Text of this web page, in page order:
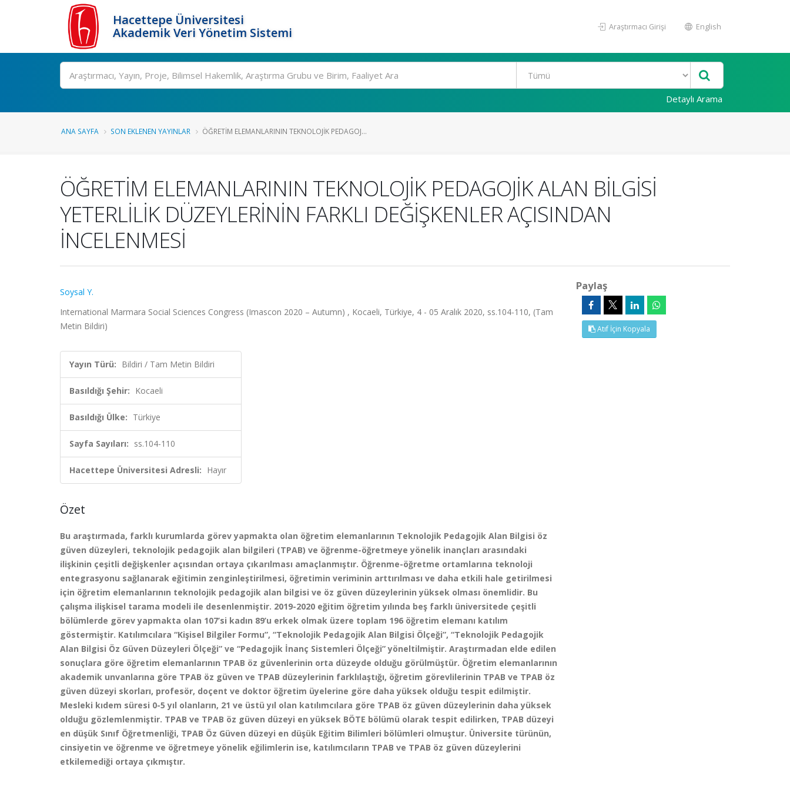
Hacettepe Üniversitesi
Akademik Veri Yönetim Sistemi
Araştırmacı Girişi English
Ara
Detaylı Arama
ANA SAYFA SON EKLENEN YAYINLAR ÖĞRETİM ELEMANLARININ TEKNOLOJİK PEDAGOJ...
ÖĞRETİM ELEMANLARININ TEKNOLOJİK PEDAGOJİK ALAN BİLGİSİ
YETERLİLİK DÜZEYLERİNİN FARKLI DEĞİŞKENLER AÇISINDAN
İNCELENMESİ
Soysal Y.
International Marmara Social Sciences Congress (Imascon 2020 – Autumn) , Kocaeli, Türkiye, 4 - 05 Aralık 2020, ss.104-110, (Tam
Metin Bildiri)
Yayın Türü: Bildiri / Tam Metin Bildiri
Basıldığı Şehir: Kocaeli
Basıldığı Ülke: Türkiye
Sayfa Sayıları: ss.104-110
Hacettepe Üniversitesi Adresli: Hayır
Özet
Bu araştırmada, farklı kurumlarda görev yapmakta olan öğretim elemanlarının Teknolojik Pedagojik Alan Bilgisi öz
güven düzeyleri, teknolojik pedagojik alan bilgileri (TPAB) ve öğrenme-öğretmeye yönelik inançları arasındaki
ilişkinin çeşitli değişkenler açısından ortaya çıkarılması amaçlanmıştır. Öğrenme-öğretme ortamlarına teknoloji
entegrasyonu sağlanarak eğitimin zenginleştirilmesi, öğretimin veriminin arttırılması ve daha etkili hale getirilmesi
için öğretim elemanlarının teknolojik pedagojik alan bilgisi ve öz güven düzeylerinin yüksek olması önemlidir. Bu
çalışma ilişkisel tarama modeli ile desenlenmiştir. 2019-2020 eğitim öğretim yılında beş farklı üniversitede çeşitli
bölümlerde görev yapmakta olan 107’si kadın 89’u erkek olmak üzere toplam 196 öğretim elemanı katılım
göstermiştir. Katılımcılara “Kişisel Bilgiler Formu”, “Teknolojik Pedagojik Alan Bilgisi Ölçeği”, “Teknolojik Pedagojik
Alan Bilgisi Öz Güven Düzeyleri Ölçeği” ve “Pedagojik İnanç Sistemleri Ölçeği” yöneltilmiştir. Araştırmadan elde edilen
sonuçlara göre öğretim elemanlarının TPAB öz güvenlerinin orta düzeyde olduğu görülmüştür. Öğretim elemanlarının
akademik unvanlarına göre TPAB öz güven ve TPAB düzeylerinin farklılaştığı, öğretim görevlilerinin TPAB ve TPAB öz
güven düzeyi skorları, profesör, doçent ve doktor öğretim üyelerine göre daha yüksek olduğu tespit edilmiştir.
Mesleki kıdem süresi 0-5 yıl olanların, 21 ve üstü yıl olan katılımcılara göre TPAB öz güven düzeylerinin daha yüksek
olduğu gözlemlenmiştir. TPAB ve TPAB öz güven düzeyi en yüksek BÖTE bölümü olarak tespit edilirken, TPAB düzeyi
en düşük Sınıf Öğretmenliği, TPAB Öz Güven düzeyi en düşük Eğitim Bilimleri bölümleri olmuştur. Üniversite türünün,
cinsiyetin ve öğrenme ve öğretmeye yönelik eğilimlerin ise, katılımcıların TPAB ve TPAB öz güven düzeylerini
etkilemediği ortaya çıkmıştır.
Paylaş
Atıf İçin Kopyala